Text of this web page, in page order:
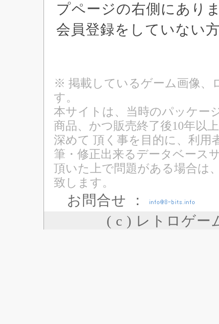
プページの右側にあり
会員登録をしていない
※ 掲載しているゲーム画像、
す。
本サイトは、当時のパッケー
商品、かつ販売終了後10年以
深めて 頂く事を目的に、利用
筆・修正出来るデータベース
頂いた上で問題がある場合は
致します。
お問合せ ：
( c ) レトロゲー